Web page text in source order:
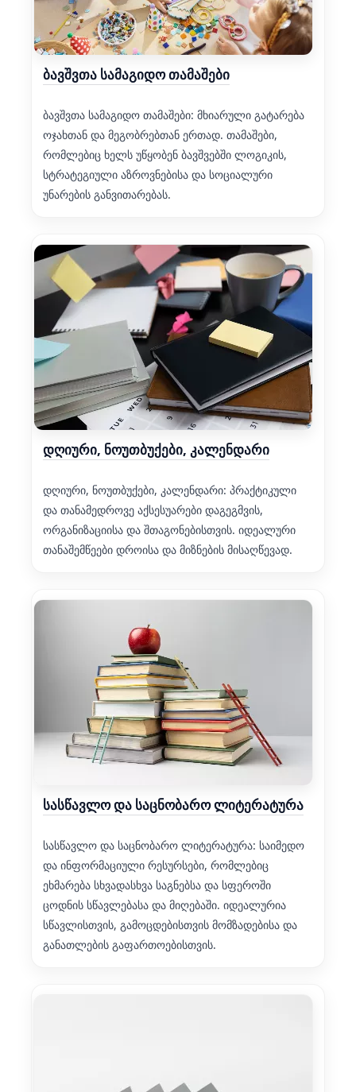
ბავშვთა სამაგიდო თამაშები
ბავშვთა სამაგიდო თამაშები: მხიარული გატარება
ოჯახთან და მეგობრებთან ერთად. თამაშები,
რომლებიც ხელს უწყობენ ბავშვებში ლოგიკის,
სტრატეგიული აზროვნებისა და სოციალური
უნარების განვითარებას.
დღიური, ნოუთბუქები, კალენდარი
დღიური, ნოუთბუქები, კალენდარი: პრაქტიკული
და თანამედროვე აქსესუარები დაგეგმვის,
ორგანიზაციისა და შთაგონებისთვის. იდეალური
თანაშემწეები დროისა და მიზნების მისაღწევად.
სასწავლო და საცნობარო ლიტერატურა
სასწავლო და საცნობარო ლიტერატურა: საიმედო
და ინფორმაციული რესურსები, რომლებიც
ეხმარება სხვადასხვა საგნებსა და სფეროში
ცოდნის სწავლებასა და მიღებაში. იდეალურია
სწავლისთვის, გამოცდებისთვის მომზადებისა და
განათლების გაფართოებისთვის.